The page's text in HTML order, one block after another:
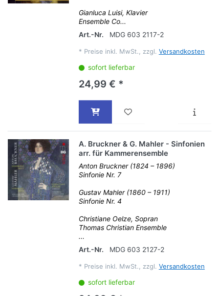
Gianluca Luisi, Klavier
Ensemble Co...
Art.-Nr.
MDG 603 2117-2
* Preise inkl. MwSt., zzgl. Versandkosten
sofort lieferbar
24,99 € *
A. Bruckner & G. Mahler - Sinfonien
arr. für Kammerensemble
Anton Bruckner (1824 – 1896)
Sinfonie Nr. 7
Gustav Mahler (1860 – 1911)
Sinfonie Nr. 4
Christiane Oelze, Sopran
Thomas Christian Ensemble
...
Art.-Nr.
MDG 603 2127-2
* Preise inkl. MwSt., zzgl. Versandkosten
sofort lieferbar